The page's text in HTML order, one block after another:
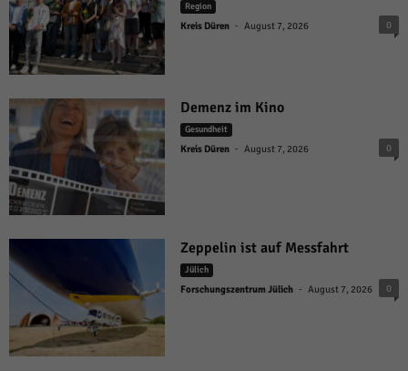
Region
Kreis Düren - August 7, 2026 0
Demenz im Kino
Gesundheit
Kreis Düren - August 7, 2026 0
Zeppelin ist auf Messfahrt
Jülich
Forschungszentrum Jülich - August 7, 2026 0